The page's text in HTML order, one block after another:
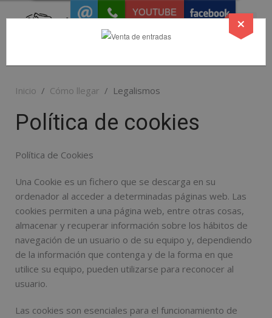
Inicio Cómo llegar Legalismos
Política de cookies
Política de Cookies
Una Cookie es un fichero que se descarga en su
ordenador al acceder a determinadas páginas web. Las
cookies permiten a una página web, entre otras cosas,
almacenar y recuperar información sobre los hábitos de
navegación de un usuario o de su equipo y, dependiendo
de la información que contenga y de la forma en que
utilice su equipo, pueden utilizarse para reconocer al
usuario.
Las cookies son esenciales para el funcionamiento de
×
YOUTUBE